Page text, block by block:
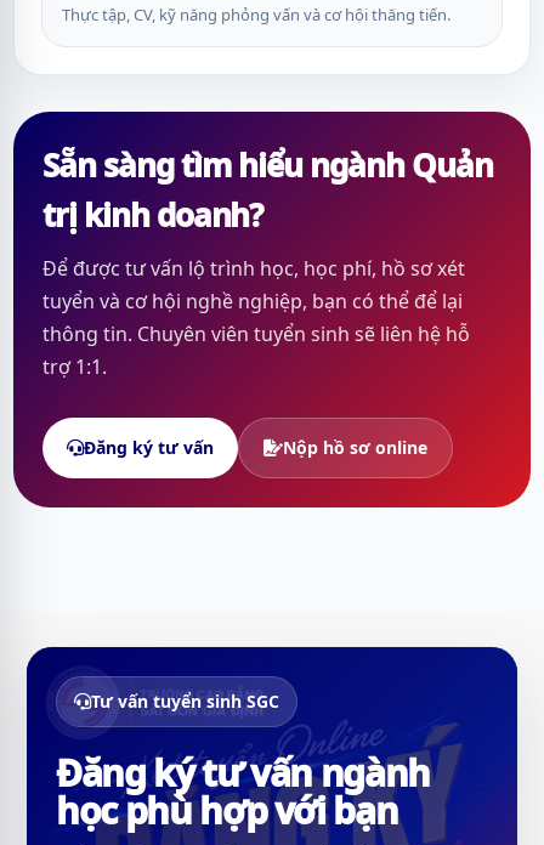
Thực tập, CV, kỹ năng phỏng vấn và cơ hội thăng tiến.
Sẵn sàng tìm hiểu ngành Quản
trị kinh doanh?
Để được tư vấn lộ trình học, học phí, hồ sơ xét
tuyển và cơ hội nghề nghiệp, bạn có thể để lại
thông tin. Chuyên viên tuyển sinh sẽ liên hệ hỗ
trợ 1:1.
Đăng ký tư vấn Nộp hồ sơ online
Tư vấn tuyển sinh SGC
Đăng ký tư vấn ngành
học phù hợp với bạn